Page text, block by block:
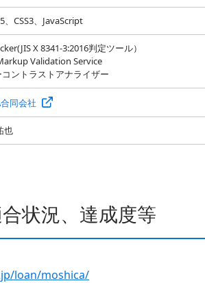
、CSS3、JavaScript
X 8341-3:2016判定ツール）
Validation Service
コントラストアナライザー
合同会社
也
状況、達成度等
loan/moshica/